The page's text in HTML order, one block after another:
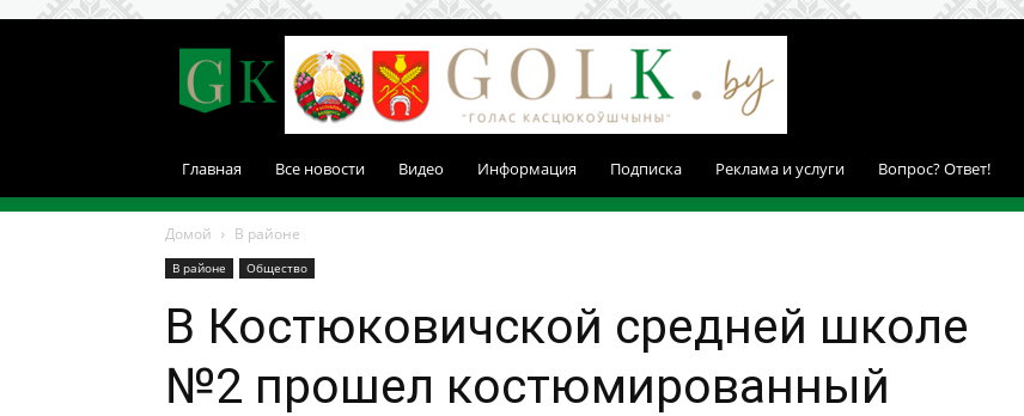
Главная Все новости Видео Информация Подписка Реклама и услуги Вопрос? Ответ!
Домой В районе
В районе Общество
В Костюковичской средней школе
№2 прошел костюмированный